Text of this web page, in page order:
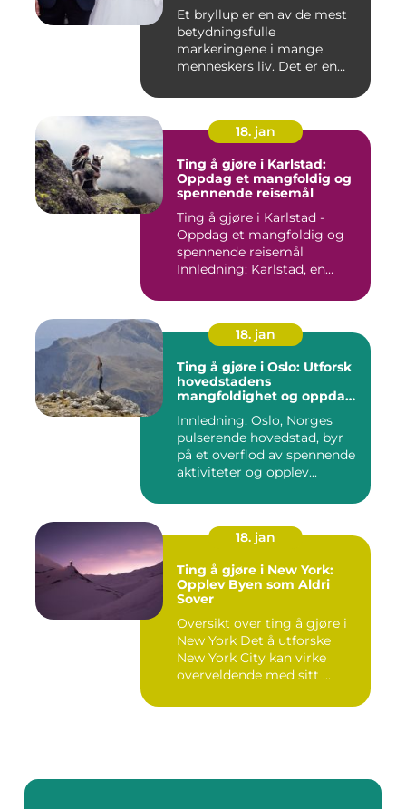
Et bryllup er en av de mest
betydningsfulle
markeringene i mange
menneskers liv. Det er en
18. jan
Ting å gjøre i Karlstad:
Oppdag et mangfoldig og
spennende reisemål
Ting å gjøre i Karlstad -
Oppdag et mangfoldig og
spennende reisemål
Innledning: Karlstad, en
18. jan
Ting å gjøre i Oslo: Utforsk
hovedstadens
mangfoldighet og oppdag
Innledning: Oslo, Norges
pulserende hovedstad, byr
på et overflod av spennende
aktiviteter og opplev...
18. jan
Ting å gjøre i New York:
Opplev Byen som Aldri
Sover
Oversikt over ting å gjøre i
New York Det å utforske
New York City kan virke
overveldende med sitt ...